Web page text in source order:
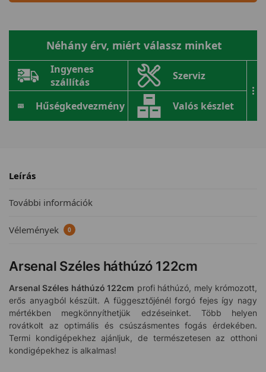
Néhány érv, miért válassz minket
Ingyenes
szállítás
Szerviz
Hűségkedvezmény Valós készlet
...
Leírás
További információk
Vélemények 0
Arsenal Széles háthúzó 122cm
Arsenal Széles háthúzó 122cm profi háthúzó, mely krómozott,
erős anyagból készült. A függesztőjénél forgó fejes így nagy
mértékben megkönnyíthetjük edzéseinket. Több helyen
rovátkolt az optimális és csúszásmentes fogás érdekében.
Termi kondigépekhez ajánljuk, de természetesen az otthoni
kondigépekhez is alkalmas!